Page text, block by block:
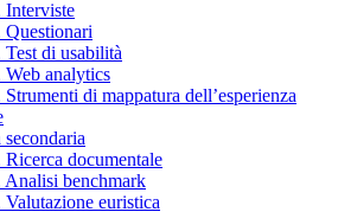
Interviste
Questionari
Test di usabilità
Web analytics
Strumenti di mappatura dell’esperienza
Ricerca documentale
Analisi benchmark
Valutazione euristica